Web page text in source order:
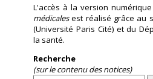
L'accès à la version numérique
médicalesest réalisé grâce au
(Université Paris Cité) et du
la santé.
Recherche
(sur le contenu des notices)